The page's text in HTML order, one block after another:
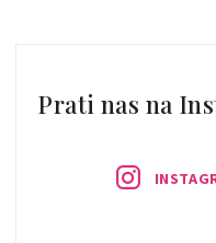
Prati nas na